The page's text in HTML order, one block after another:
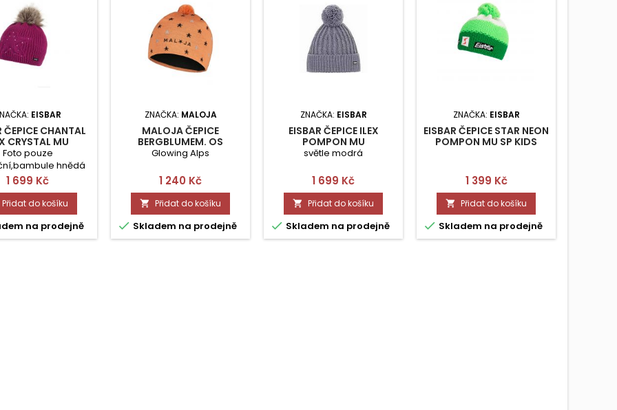
EISBAR
ČEPICE CHANTAL
CRYSTAL MU
Foto pouze
hnědá
kožešina
Cena
1 699 Kč
Přidat do košíku
na prodejně
ZNAČKA: MALOJA
MALOJA ČEPICE
BERGBLUMEM. OS
Glowing Alps
Cena
1 240 Kč
 Přidat do košíku
 Skladem na prodejně
ZNAČKA: EISBAR
EISBAR ČEPICE ILEX
POMPON MU
světle modrá
Cena
1 699 Kč
 Přidat do košíku
 Skladem na prodejně
ZNAČKA: EISBAR
EISBAR ČEPICE STAR NEON
POMPON MU SP KIDS
Cena
1 399 Kč
 Přidat do košíku
 Skladem na prodejně